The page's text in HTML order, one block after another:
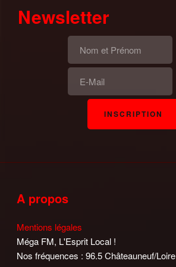
Newsletter
A propos
Mentions légales
Méga FM, L'Esprit Local !
Nos fréquences : 96.5 Châteauneuf/Loire